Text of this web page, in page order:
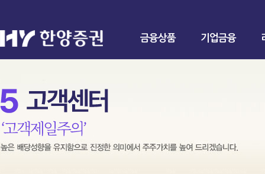
금융상품 기업금융